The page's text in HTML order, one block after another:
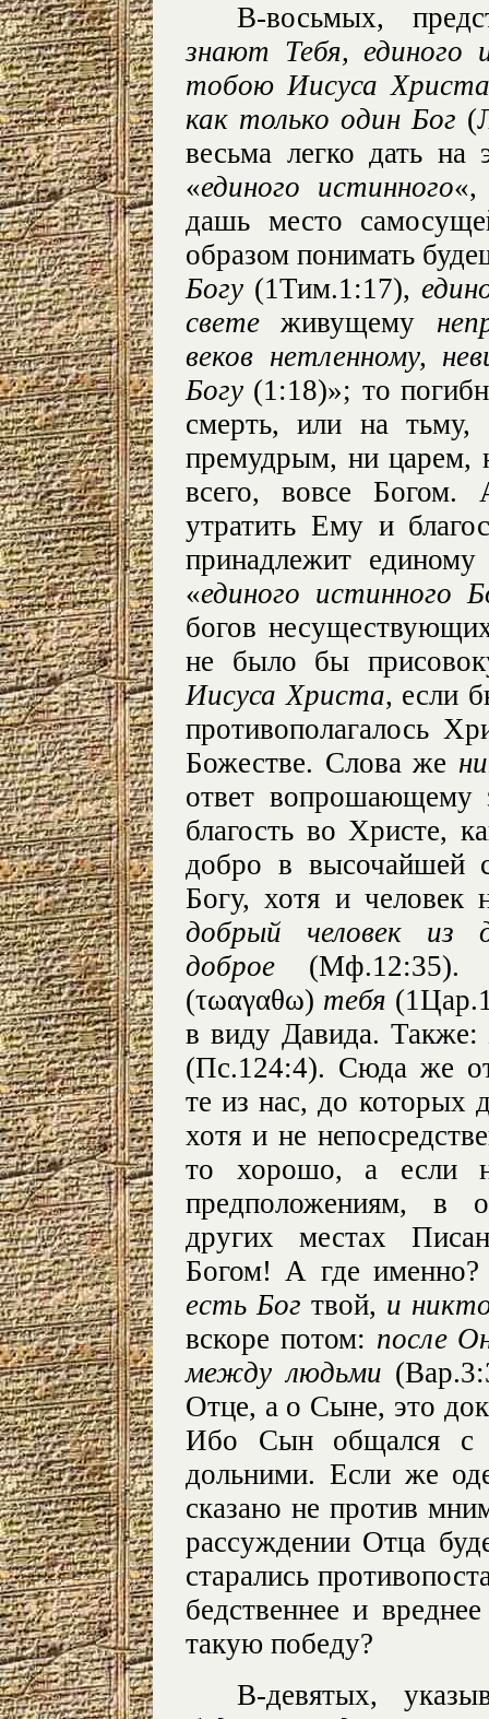
В-восьмых,
знают Тебя, единого
тобою Иисуса
как только один Бог
весьма легко дать
«единого истинного«,
дашь место
образом понимать
Богу (1Тим.1:17),
свете живущему
веков нетленному,
Богу (1:18)»; то
смерть, или на
премудрым, ни царем,
всего, вовсе
утратить Ему и
принадлежит
«единого истинного
богов
не было бы
Иисуса Христа, если
противополагалось
Божестве. Слова же
ответ вопрошающему
благость во Христе,
добро в высочайшей
Богу, хотя и человек
добрый человек из
доброе
(τωαγαθω) тебя
в виду Давида. Также:
(Пс.124:4). Сюда же
те из нас, до которых
хотя и не
то хорошо, а если
предположениям, в
других местах
Богом! А где
есть Бог твой, и
вскоре потом: после
между людьми
Отце, а о Сыне, это
Ибо Сын общался с
дольними. Если же
сказано не против
рассуждении Отца
старались
бедственнее и
такую победу?
В-девятых,